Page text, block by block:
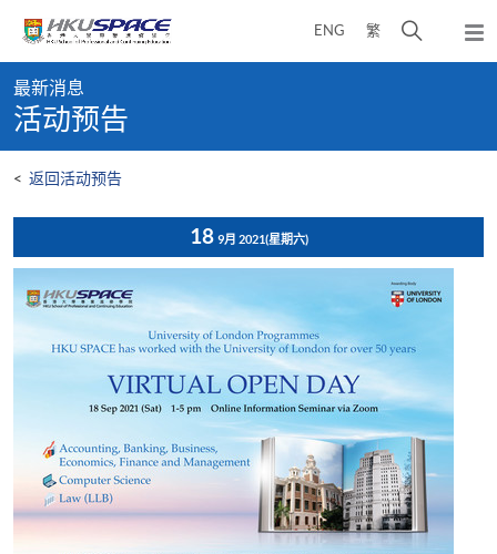
content
ENG 繁
开
弹
出
content
start
最新消息
活动预告
< 返回活动预告
18 9月 2021(星期六)